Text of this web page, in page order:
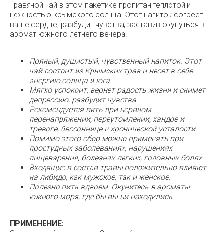
Травяной чай в этом пакетике пропитан теплотой и
нежностью крымского солнца. Этот напиток согреет
ваше сердце, разбудит чувства, заставив окунуться в
аромат южного летнего вечера.
Пряный, душистый, чувственный напиток. Этот
чай состоит из Крымских трав и несет в себе
энергию солнца и юга.
Мягко успокоит, вернет радость жизни и снимет
депрессию, разбудит чувства.
Рекомендуется пить при нервном
перенапряжении, переутомлении, хандре и
тревоге, бессоннице и хронической усталости.
Помимо этого сбор можно применять при
простудных заболеваниях, нарушениях
пищеварения, болезнях легких, головных болях.
Входящие в состав травы положительно влияют
на либидо, как мужское, так и женское.
Полезно пить вдвоем. Окунитесь в ароматы
южного моря, где бы вы ни находились.
ПРИМЕНЕНИЕ: